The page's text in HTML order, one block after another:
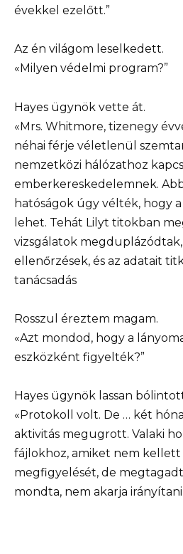
évekkel ezelőtt.”
Az én világom leselkedett.
«Milyen védelmi program?”
Hayes ügynök vette át.
«Mrs. Whitmore, tizenegy
néhai férje véletlenül
nemzetközi hálózathoz
emberkereskedelemnek.
hatóságok úgy vélték, hogy
lehet. Tehát Lilyt titokban
vizsgálatok
ellenőrzések, és az adatait
tanácsadás
Rosszul éreztem magam.
«Azt mondod, hogy a
eszközként figyelték?”
Hayes ügynök lassan
«Protokoll volt. De … két
aktivitás megugrott. Valaki
fájlokhoz, amiket nem
megfigyelését, de
mondta, nem akarja